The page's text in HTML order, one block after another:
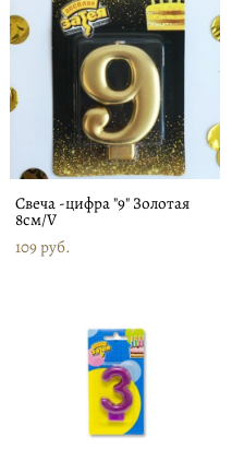
Свеча -цифра "9" Золотая
8см/V
109 pуб.